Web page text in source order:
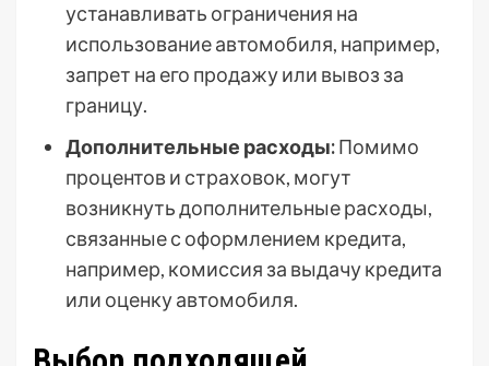
устанавливать ограничения на
использование автомобиля, например,
запрет на его продажу или вывоз за
границу.
Дополнительные расходы:Помимо
процентов и страховок, могут
возникнуть дополнительные расходы,
связанные с оформлением кредита,
например, комиссия за выдачу кредита
или оценку автомобиля.